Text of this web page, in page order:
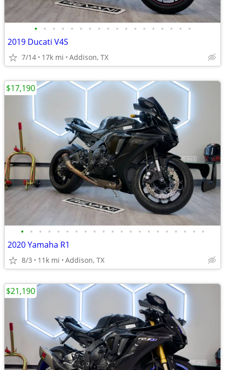
• • • • • • • • • • • • • • • • • •
2019 Ducati V4S
7/14 17k mi Addison, TX
• • • • • • • • • • • • • • • • • • • • •
2020 Yamaha R1
8/3 11k mi Addison, TX
$17,190
$21,190